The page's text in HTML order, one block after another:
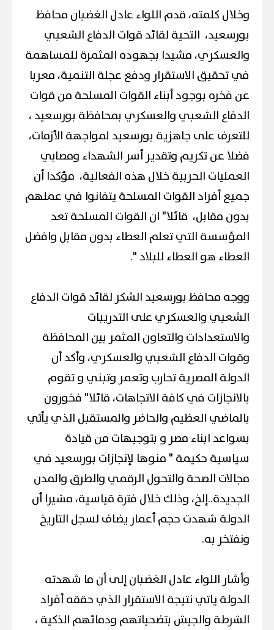
وخلال كلمته، قدم اللواء عادل الغضبان محافظ
بورسعيد، التحية لقائد قوات الدفاع الشعبي
والعسكري، مشيدا بجهوده المثمرة للمساهمة
في تحقيق الاستقرار ودفع عجلة التنمية، معربا
عن فخره بوجود أبناء القوات المسلحة من قوات
الدفاع الشعبي والعسكري بمحافظة بورسعيد ،
للتعرف على جاهزية بورسعيد لمواجهة الأزمات،
فضلا عن تكريم وتقدير أسر الشهداء ومصابي
العمليات الحربية خلال هذه الفعالية، مؤكدا أن
جميع أفراد القوات المسلحة يتفانوا في عملهم
بدون مقابل، قائلا" ان القوات المسلحة تعد
المؤسسة التي تعلم العطاء بدون مقابل وافضل
العطاء هو العطاء للبلاد ".
ووجه محافظ بورسعيد الشكر لقائد قوات الدفاع
الشعبي والعسكري على التدريبات
والاستعدادات والتعاون المثمر بين المحافظة
وقوات الدفاع الشعبي والعسكري، وأكد أن
الدولة المصرية تحارب وتعمر وتبني و تقوم
بالانجازات في كافة الاتجاهات، قائلا" فخورون
بالماضي العظيم والحاضر والمستقبل الذي يأتي
بسواعد ابناء مصر و بتوجيهات من قيادة
سياسية حكيمة " منوها لإنجازات بورسعيد في
مجالات الصحة والتحول الرقمي والطرق والمدن
الجديدة..إلخ، وذلك خلال فترة قياسية، مشيرا أن
الدولة شهدت حجم أعمار يضاف لسجل التاريخ
ونفتخر به.
وأشار اللواء عادل الغضبان إلى أن ما شهدته
الدولة ياتي نتيجة الاستقرار الذي حققه أفراد
الشرطة والجيش بتضحياتهم ودمائهم الذكية ،